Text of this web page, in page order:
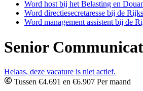
Word host bij het Belasting en
Word directiesecretaresse bij de
Word management assistent bij de
Senior
Helaas, deze vacature is niet actief.
Tussen €4.691 en €6.907 Per maand